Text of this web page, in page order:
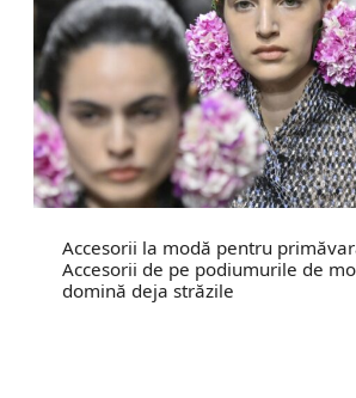
Accesorii la modă pentru
Accesorii de pe podiumurile de
domină deja străzile